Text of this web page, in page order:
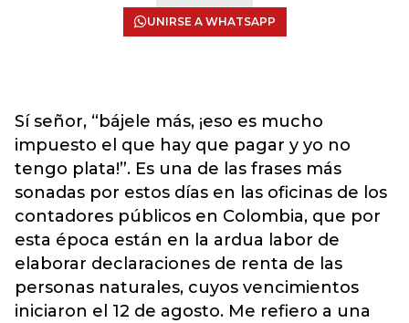
UNIRSE A WHATSAPP
Sí señor, “bájele más, ¡eso es mucho
impuesto el que hay que pagar y yo no
tengo plata!”. Es una de las frases más
sonadas por estos días en las oficinas de los
contadores públicos en Colombia, que por
esta época están en la ardua labor de
elaborar declaraciones de renta de las
personas naturales, cuyos vencimientos
iniciaron el 12 de agosto. Me refiero a una